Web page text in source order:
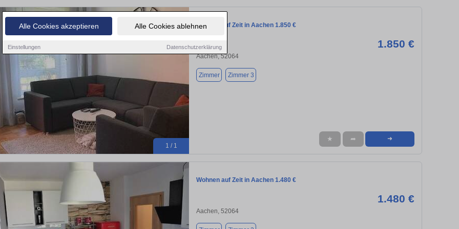
Alle Cookies akzeptieren Alle Cookies ablehnen
Einstellungen Datenschutzerklärung
1 / 1
Wohnen auf Zeit in Aachen 1.850 €
1.850 €
Aachen, 52064
Zimmer Zimmer 3
★ ➦ ➜
Wohnen auf Zeit in Aachen 1.480 €
1.480 €
Aachen, 52064